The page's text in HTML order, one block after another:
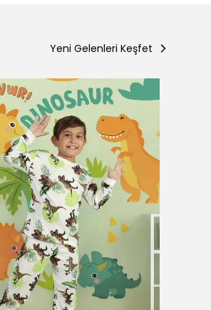
Yeni Gelenleri Keşfet